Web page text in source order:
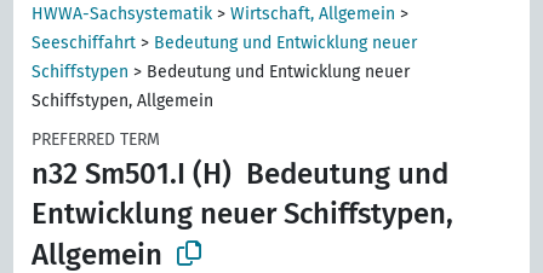
HWWA-Sachsystematik >Wirtschaft, Allgemein >
Seeschiffahrt > Bedeutung und Entwicklung neuer
Schiffstypen > Bedeutung und Entwicklung neuer
Schiffstypen, Allgemein
PREFERRED TERM
n32 Sm501.I (H) Bedeutung und
Entwicklung neuer Schiffstypen,
Allgemein